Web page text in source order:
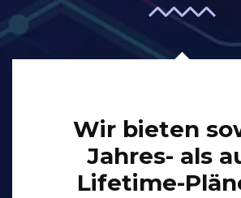
Wir bieten
Jahres- als
Lifetime-